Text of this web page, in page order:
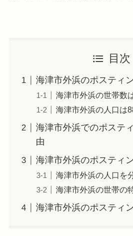
目次
海津市外浜のポスティ
海津市外浜の世帯数
海津市外浜の人口は
海津市外浜でのポステ
由
海津市外浜のポスティ
海津市外浜の人口を
海津市外浜の世帯の
海津市外浜のポスティ